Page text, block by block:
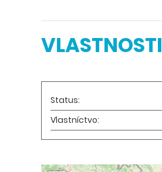
VLASTNOSTI
Status:
Vlastníctvo: